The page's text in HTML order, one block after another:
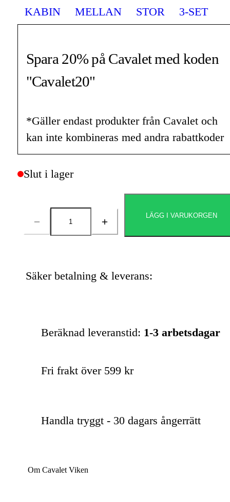
KABIN MELLAN STOR 3-SET
Spara 20% på Cavalet med koden
"Cavalet20"
*Gäller endast produkter från Cavalet och
kan inte kombineras med andra rabattkoder
Slut i lager
Antal
LÄGG I VARUKORGEN
Säker betalning & leverans:
Beräknad leveranstid: 1-3 arbetsdagar
Fri frakt över 599 kr
Handla tryggt - 30 dagars ångerrätt
Om Cavalet Viken